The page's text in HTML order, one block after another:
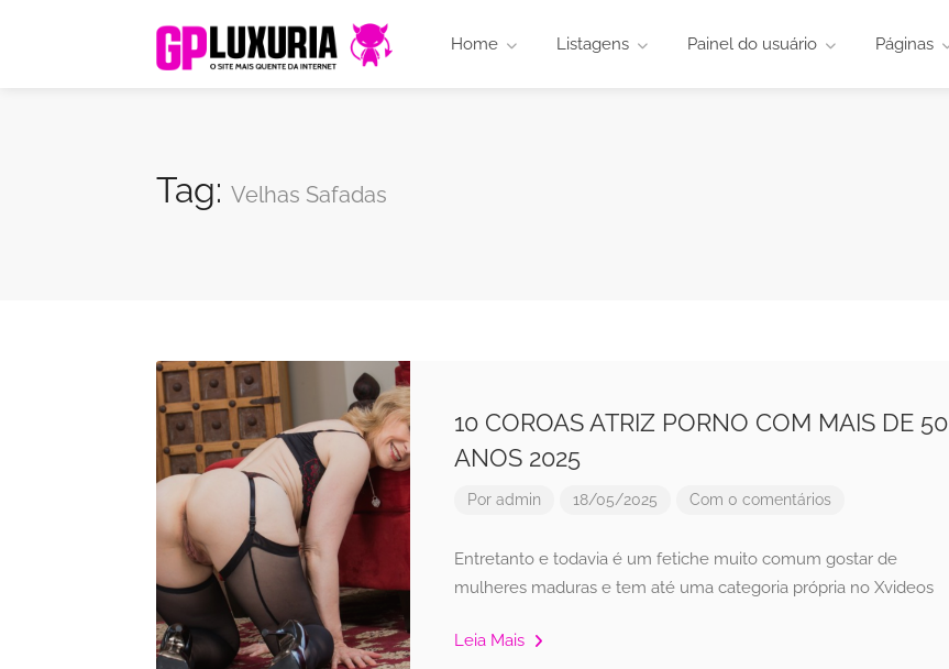
Home Listagens Painel do usuário Páginas
Tag: Velhas Safadas
10 COROAS ATRIZ PORNO COM MAIS DE 50
ANOS 2025
Por admin 18/05/2025 Com 0 comentários
Entretanto e todavia é um fetiche muito comum gostar de
mulheres maduras e tem até uma categoria própria no Xvideos
Leia Mais